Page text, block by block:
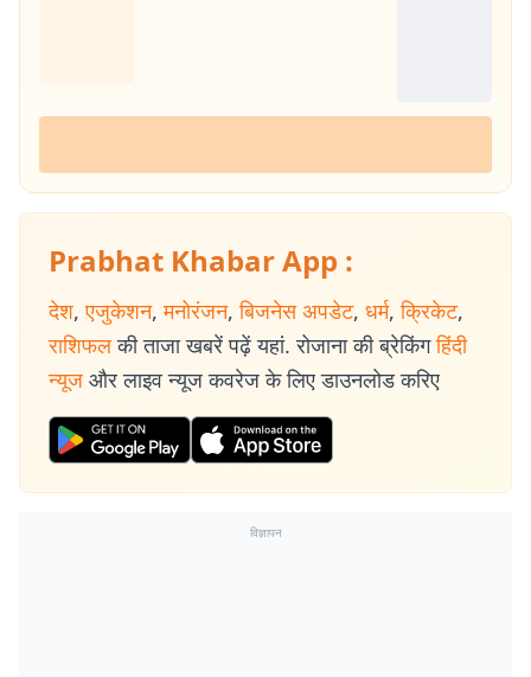
Prabhat Khabar App :
देश, एजुकेशन, मनोरंजन, बिजनेस अपडेट, धर्म, क्रिकेट,
राशिफल की ताजा खबरें पढ़ें यहां. रोजाना की ब्रेकिंग हिंदी
न्यूज और लाइव न्यूज कवरेज के लिए डाउनलोड करिए
विज्ञापन